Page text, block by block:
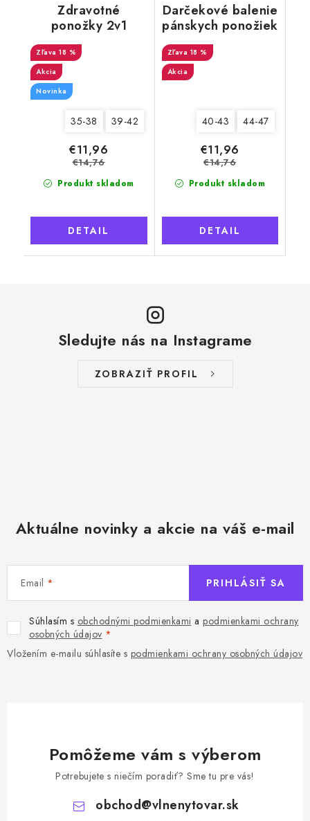
Zdravotné
ponožky 2v1
Merino Natural
Wool 6 dámske,
18 %
Akcia
Novinka
35-38 39-42
Produkt skladom
€11,96
€14,76
DETAIL
Darčekové balenie
pánskych ponožiek
3v1 NATURAL
Wooline Wool 1
18 %
Akcia
40-43 44-47
Produkt skladom
€11,96
€14,76
DETAIL
Sledujte nás na Instagrame
ZOBRAZIŤ PROFIL
Aktuálne novinky a akcie na váš e-mail
Email
Súhlasím s obchodnými podmienkami a podmienkami ochrany
osobných údajov
Vložením e-mailu súhlasíte s podmienkami ochrany osobných údajov
PRIHLÁSIŤ SA
Pomôžeme vám s výberom
Potrebujete s niečím poradiť? Sme tu pre vás!
obchod@vlnenytovar.sk